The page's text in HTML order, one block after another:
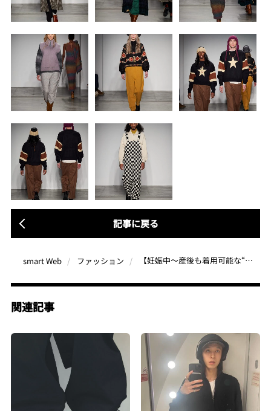
記事に戻る
smart Web ファッション 【妊娠中〜産後も着用可能な“衣（ふく）”が完売して話題に】カップルor夫婦で”シェア”できる「アンバーグリーム」が待望の路面店をオープン！
関連記事